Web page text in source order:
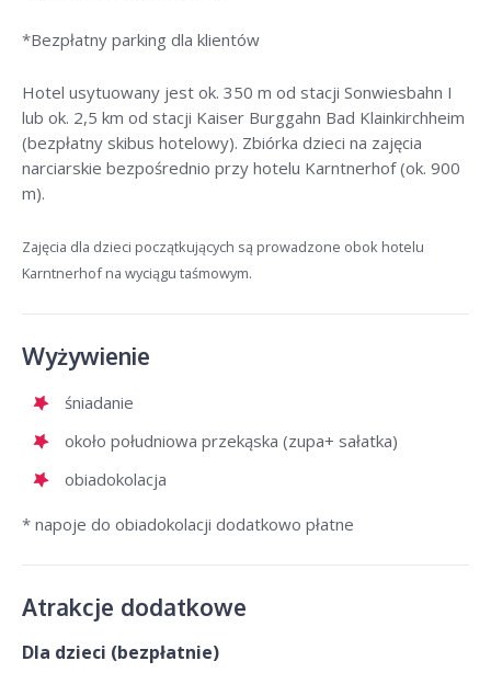
*Bezpłatny parking dla klientów
Hotel usytuowany jest ok. 350 m od stacji Sonwiesbahn I
lub ok. 2,5 km od stacji Kaiser Burggahn Bad Klainkirchheim
(bezpłatny skibus hotelowy). Zbiórka dzieci na zajęcia
narciarskie bezpośrednio przy hotelu Karntnerhof (ok. 900
m).
Zajęcia dla dzieci początkujących są prowadzone obok hotelu
Karntnerhof na wyciągu taśmowym.
Wyżywienie
śniadanie
około południowa przekąska (zupa+ sałatka)
obiadokolacja
* napoje do obiadokolacji dodatkowo płatne
Atrakcje dodatkowe
Dla dzieci (bezpłatnie)